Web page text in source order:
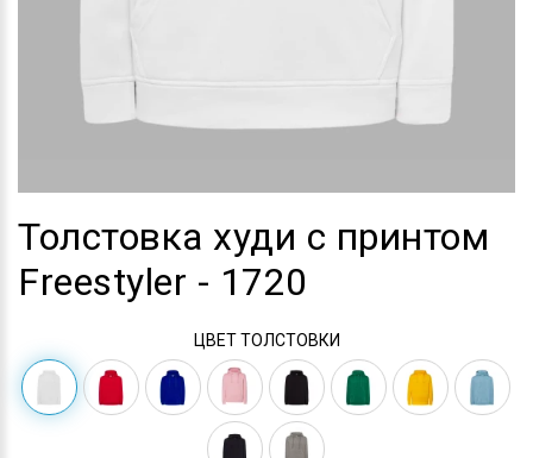
Толстовка худи с принтом
Freestyler - 1720
ЦВЕТ ТОЛСТОВКИ